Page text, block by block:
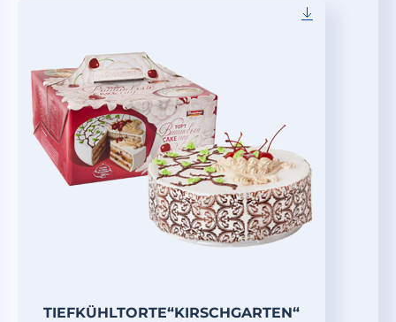
TIEFKÜHLTORTE“KIRSCHGARTEN“